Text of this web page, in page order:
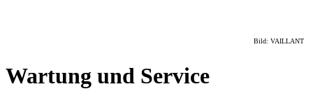
Bild: VAILLANT
Wartung und Service